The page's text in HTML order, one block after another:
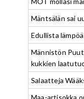
Mäntsälän sai
Edullista
Männistön
kukkien
Salaatteja
Maa-artisokka